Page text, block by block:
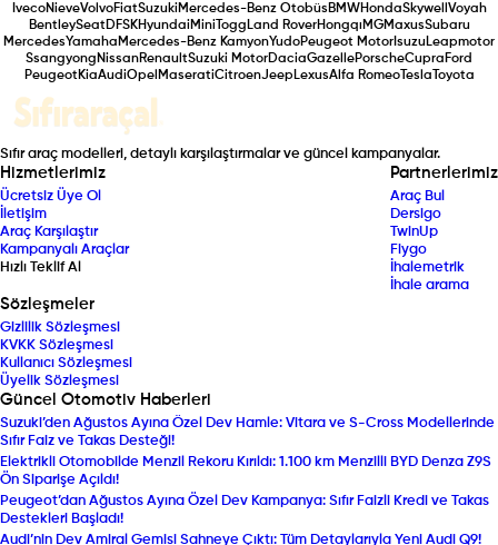
IvecoNieveVolvoFiatSuzuki Mercedes-Benz Otobüs BMWHondaSkywell Voyah
BentleySeatDFSKHyundai Mini Togg Land RoverHongqı MGMaxusSubaru
MercedesYamaha Mercedes-Benz KamyonYudoPeugeot Motor IsuzuLeapmotor
Ssangyong NissanRenaultSuzuki MotorDaciaGazellePorscheCupra Ford
PeugeotKiaAudiOpel MaseratiCitroenJeep LexusAlfa RomeoTesla Toyota
Sıfır araç modelleri, detaylı karşılaştırmalar ve güncel kampanyalar.
Hizmetlerimiz
Ücretsiz Üye Ol
İletişim
Araç Karşılaştır
Kampanyalı Araçlar
Hızlı Teklif Al
Partnerlerimiz
Araç Bul
Dersigo
TwinUp
Fiygo
İhalemetrik
İhale arama
Sözleşmeler
Gizlilik Sözleşmesi
KVKK Sözleşmesi
Kullanıcı Sözleşmesi
Üyelik Sözleşmesi
Güncel Otomotiv Haberleri
Suzuki’den Ağustos Ayına Özel Dev Hamle: Vitara ve S-Cross Modellerinde
Sıfır Faiz ve Takas Desteği!
Elektrikli Otomobilde Menzil Rekoru Kırıldı: 1.100 km Menzilli BYD Denza Z9S
Ön Siparişe Açıldı!
Peugeot’dan Ağustos Ayına Özel Dev Kampanya: Sıfır Faizli Kredi ve Takas
Destekleri Başladı!
Audi’nin Dev Amiral Gemisi Sahneye Çıktı: Tüm Detaylarıyla Yeni Audi Q9!